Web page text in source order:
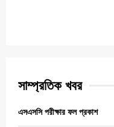
সাম্প্রতিক খবর
এসএসসি পরীক্ষার ফল প্রকাশ